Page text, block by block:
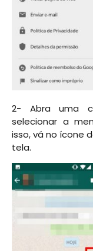
2- Abra uma
selecionar a
isso, vá no ícone
tela.